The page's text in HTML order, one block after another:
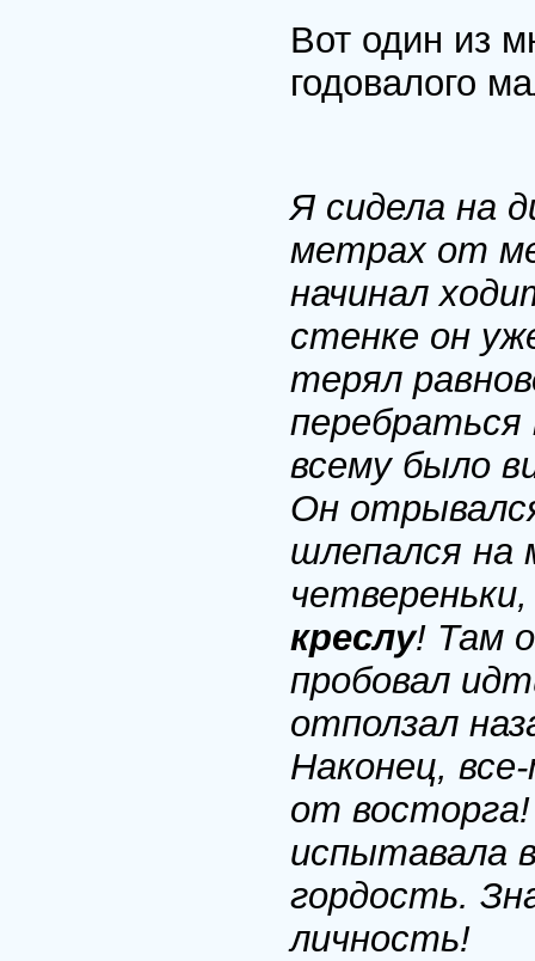
Вот один из
годовалого
Я сидела на
метрах от
начинал
стенке он
терял
перебраться
всему было
Он
шлепался на
креслу! Там
пробовал
отползал
Наконец,
от
испытавала
гордость.
личность!